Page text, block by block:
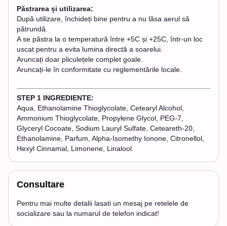
Păstrarea și utilizarea:
După utilizare, închideți bine pentru a nu lăsa aerul să
pătrundă.
A se păstra la o temperatură între +5C și +25C, într-un loc
uscat pentru a evita lumina directă a soarelui.
Aruncați doar pliculețele complet goale.
Aruncați-le în conformitate cu reglementările locale.
STEP 1 INGREDIENTE:
Aqua, Ethanolamine Thioglycolate, Cetearyl Alcohol,
Ammonium Thioglycolate, Propylene Glycol, PEG-7,
Glyceryl Cocoate, Sodium Lauryl Sulfate, Ceteareth-20,
Ethanolamine, Parfum, Alpha-Isomethy Ionone, Citronellol,
Hexyl Cinnamal, Limonene, Linalool.
Consultare
Pentru mai multe detalii lasati un mesaj pe retelele de
socializare sau la numarul de telefon indicat!